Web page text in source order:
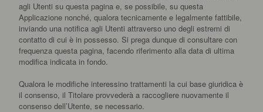
agli Utenti su questa pagina e, se possibile, su questa
Applicazione nonché, qualora tecnicamente e legalmente fattibile,
inviando una notifica agli Utenti attraverso uno degli estremi di
contatto di cui è in possesso. Si prega dunque di consultare con
frequenza questa pagina, facendo riferimento alla data di ultima
modifica indicata in fondo.
Qualora le modifiche interessino trattamenti la cui base giuridica è
il consenso, il Titolare provvederà a raccogliere nuovamente il
consenso dell’Utente, se necessario.